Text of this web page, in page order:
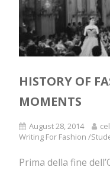
HISTORY OF
MOMENTS
August 28, 2014
Writing For Fashion /
Prima della fine